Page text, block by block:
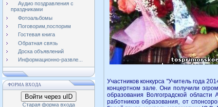
Аудио поздравления с
праздниками
Фотоальбомы
Поговорим,поспорим
Гостевая книга
Обратная связь
Доска объявлений
Информационно-развле...
ФОРМА ВХОДА
Войти через uID
Старая форма входа
Участников конкурса "Учитель года
концертном зале. Они получили
образования Волгоградской
работников образования, от